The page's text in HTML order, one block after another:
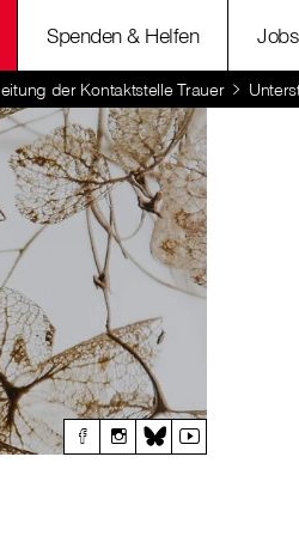
Spenden & Helfen
der Kontaktstelle Trauer